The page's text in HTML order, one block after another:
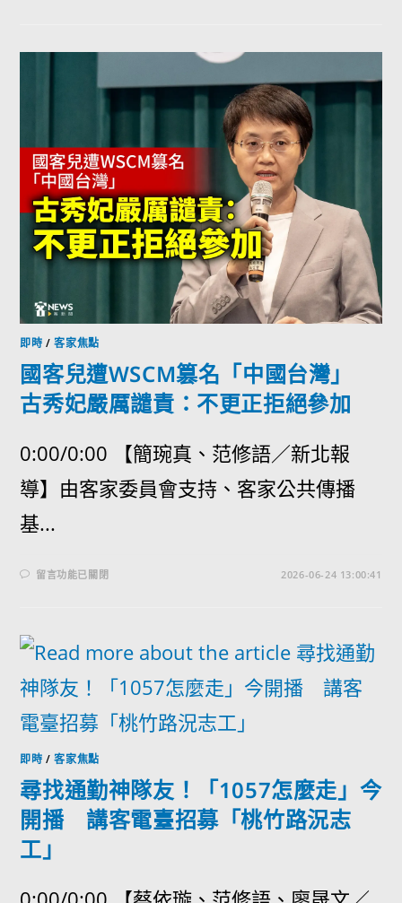
即時 /客家焦點
國客兒遭WSCM篡名「中國台灣」
古秀妃嚴厲譴責：不更正拒絕參加
0:00/0:00 【簡琬真、范修語／新北報
導】由客家委員會支持、客家公共傳播
基...
留言功能已關閉 2026-06-24 13:00:41
即時 /客家焦點
尋找通勤神隊友！「1057怎麼走」今
開播 講客電臺招募「桃竹路況志
工」